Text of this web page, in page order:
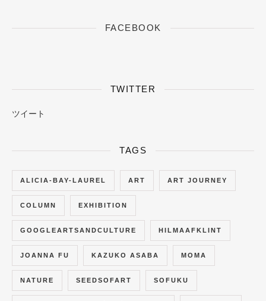
FACEBOOK
TWITTER
ツイート
TAGS
ALICIA-BAY-LAUREL ART ART JOURNEY
COLUMN EXHIBITION
GOOGLEARTSANDCULTURE HILMAAFKLINT
JOANNA FU KAZUKO ASABA MOMA
NATURE SEEDSOFART SOFUKU